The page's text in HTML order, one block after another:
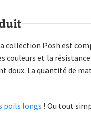
collection Posh est
et la
La quantité de
poils longs ! Ou tout